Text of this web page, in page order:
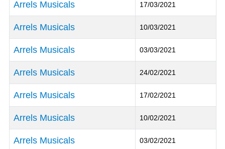
Arrels Musicals 17/03/2021
Arrels Musicals 10/03/2021
Arrels Musicals 03/03/2021
Arrels Musicals 24/02/2021
Arrels Musicals 17/02/2021
Arrels Musicals 10/02/2021
Arrels Musicals 03/02/2021